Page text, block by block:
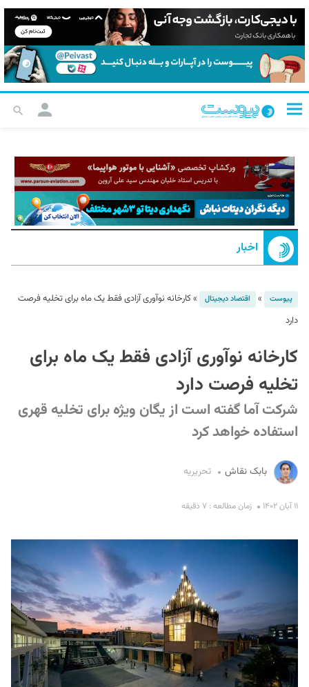
اخبار
پیوست » اقتصاد دیجیتال »کارخانه نوآوری آزادی فقط یک ماه برای تخلیه فرصت
دارد
کارخانه نوآوری آزادی فقط یک ماه برای
تخلیه فرصت دارد
شرکت آما گفته است از یگان ویژه برای تخلیه قهری
استفاده خواهد کرد
بابک نقاش تحریریه
۱۱ آبان ۱۴۰۲ زمان مطالعه : ۷ دقیقه